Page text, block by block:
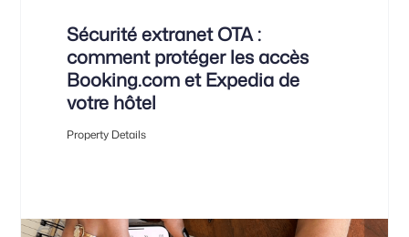
Sécurité extranet OTA :
comment protéger les accès
Booking.com et Expedia de
votre hôtel
Property Details